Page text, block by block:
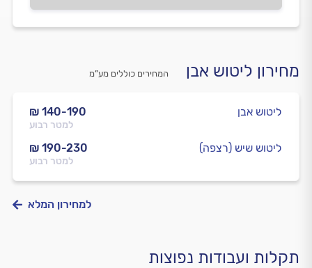
מחירון ליטוש אבן המחירים כוללים מע”מ
₪ 140-190
למטר רבוע
ליטוש אבן
₪ 190-230
למטר רבוע
ליטוש שיש (רצפה)
למחירון המלא
תקלות ועבודות נפוצות